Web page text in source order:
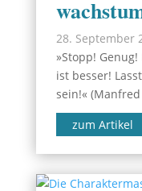
28. September
»Stopp!
ist besser!
sein!«
zum Artikel